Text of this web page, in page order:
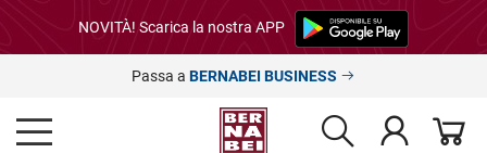
NOVITÀ! Scarica la nostra APP
Passa a BERNABEI BUSINESS